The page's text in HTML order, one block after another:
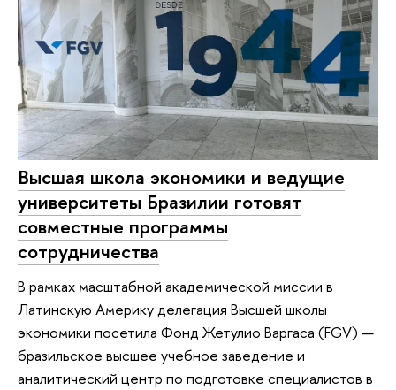
Высшая школа экономики и ведущие
университеты Бразилии готовят
совместные программы
сотрудничества
В рамках масштабной академической миссии в
Латинскую Америку делегация Высшей школы
экономики посетила Фонд Жетулио Варгаса (FGV) —
бразильское высшее учебное заведение и
аналитический центр по подготовке специалистов в